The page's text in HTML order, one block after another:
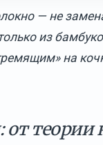
— не
из
на
теории